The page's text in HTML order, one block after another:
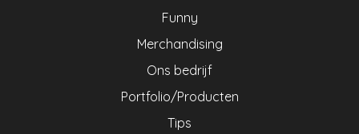
Funny
Merchandising
Ons bedrijf
Portfolio/Producten
Tips